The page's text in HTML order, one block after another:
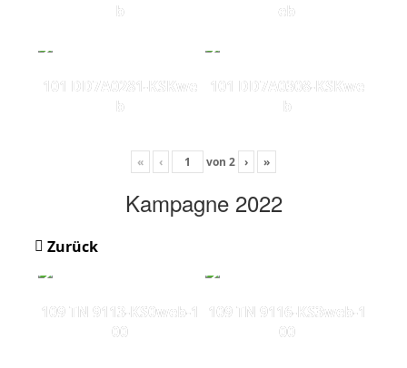
b
eb
101 DD7A0281-KSKwe
b
101 DD7A0308-KSKwe
b
« ‹ von 2 › »
Kampagne 2022
Zurück
109 TN 9113-KS0web-1
00
109 TN 9116-KS3web-1
00